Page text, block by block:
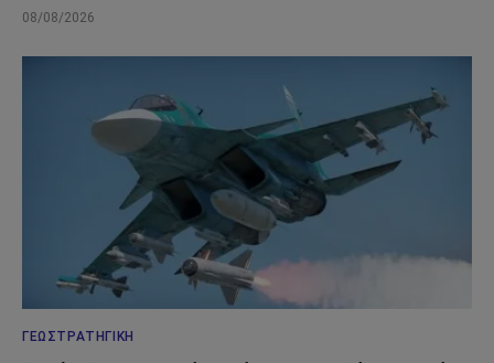
08/08/2026
ΓΕΩΣΤΡΑΤΗΓΙΚΉ